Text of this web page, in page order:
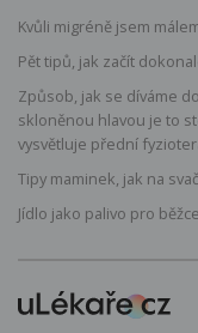
Kvůli migréně jsem
Pět tipů, jak začít
Způsob, jak se díváme
skloněnou hlavou je to
vysvětluje přední
Tipy maminek, jak na
Jídlo jako palivo pro